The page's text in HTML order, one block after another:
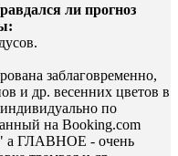
ли прогноз
заблаговременно,
и др. весенних цветов в
по
на Booking.com
а ГЛАВНОЕ - очень